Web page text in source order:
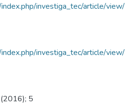
investiga_tec/article/view/
investiga_tec/article/view/
(2016); 5